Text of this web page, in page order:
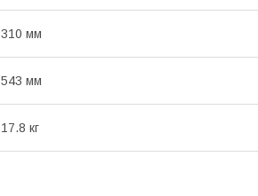
310 мм
543 мм
17.8 кг